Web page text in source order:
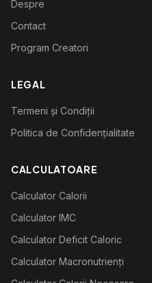
Despre
Contact
Program Creatori
LEGAL
Termeni și Condiții
Politica de Confidențialitate
CALCULATOARE
Calculator Calorii
Calculator IMC
Calculator Deficit Caloric
Calculator Macronutrienți